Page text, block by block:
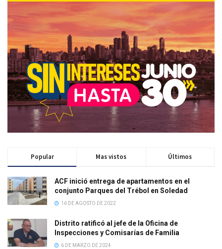
Popular Mas vistos Últimos
ACF inició entrega de apartamentos en el
conjunto Parques del Trébol en Soledad
16 DE AGOSTO DE 2022
Distrito ratificó al jefe de la Oficina de
Inspecciones y Comisarías de Familia
6 DE MARZO DE 2024